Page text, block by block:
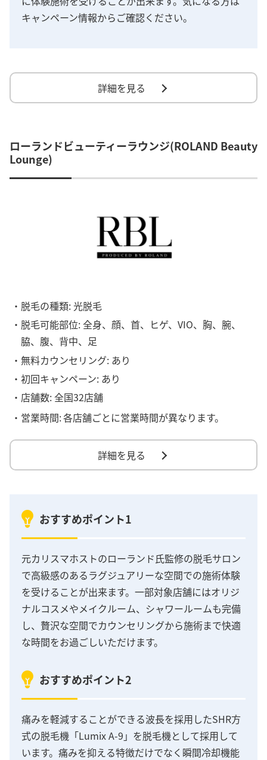
キャンペーン情報からご確認ください。
詳細を見る
ローランドビューティーラウンジ(ROLAND Beauty
Lounge)
・脱毛の種類: 光脱毛
・脱毛可能部位: 全身、顔、首、ヒゲ、VIO、胸、腕、
脇、腹、背中、足
・無料カウンセリング: あり
・初回キャンペーン: あり
・店舗数: 全国32店舗
・営業時間:各店舗ごとに営業時間が異なります。
詳細を見る
おすすめポイント1
元カリスマホストのローランド氏監修の脱毛サロン
で高級感のあるラグジュアリーな空間での施術体験
を受けることが出来ます。一部対象店舗にはオリジ
ナルコスメやメイクルーム、シャワールームも完備
し、贅沢な空間でカウンセリングから施術まで快適
な時間をお過ごしいただけます。
おすすめポイント2
痛みを軽減することができる波長を採用したSHR方
式の脱毛機「Lumix A-9」を脱毛機として採用して
います。痛みを抑える特徴だけでなく瞬間冷却機能